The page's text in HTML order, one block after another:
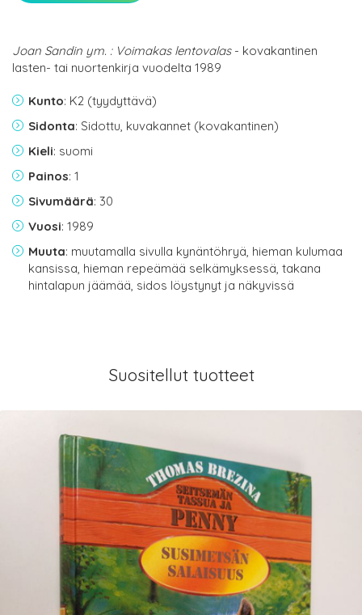
Joan Sandin ym. : Voimakas lentovalas- kovakantinen
lasten- tai nuortenkirja vuodelta 1989
Kunto: K2 (tyydyttävä)
Sidonta: Sidottu, kuvakannet (kovakantinen)
Kieli: suomi
Painos: 1
Sivumäärä: 30
Vuosi: 1989
Muuta: muutamalla sivulla kynäntöhryä, hieman kulumaa
kansissa, hieman repeämää selkämyksessä, takana
hintalapun jäämää, sidos löystynyt ja näkyvissä
Suositellut tuotteet